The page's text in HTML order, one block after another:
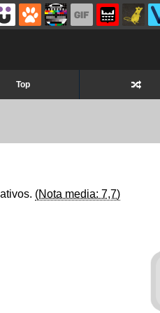
Top
(Nota media: 7,7)